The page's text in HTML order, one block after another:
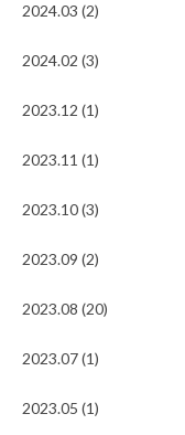
2024.03 (2)
2024.02 (3)
2023.12 (1)
2023.11 (1)
2023.10 (3)
2023.09 (2)
2023.08 (20)
2023.07 (1)
2023.05 (1)